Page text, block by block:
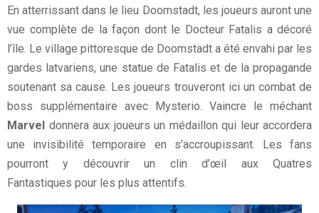
En atterrissant dans le lieu Doomstadt, les joueurs auront une
vue complète de la façon dont le Docteur Fatalis a décoré
l’île. Le village pittoresque de Doomstadt a été envahi par les
gardes latvariens, une statue de Fatalis et de la propagande
soutenant sa cause. Les joueurs trouveront ici un combat de
boss supplémentaire avec Mysterio. Vaincre le méchant
Marvel donnera aux joueurs un médaillon qui leur accordera
une invisibilité temporaire en s’accroupissant. Les fans
pourront y découvrir un clin d’œil aux Quatres
Fantastiques pour les plus attentifs.